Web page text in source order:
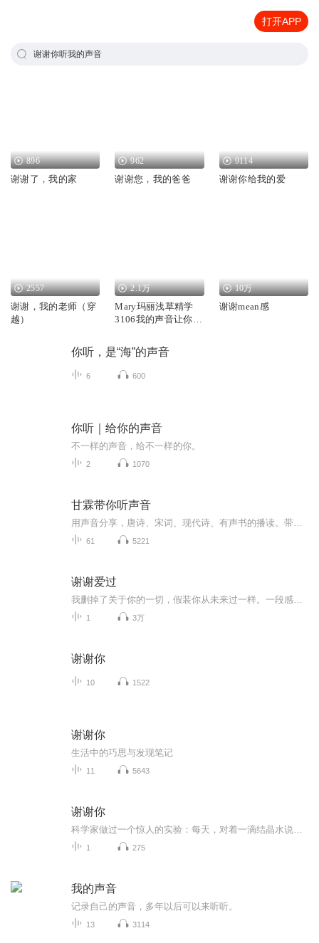
打开APP
谢谢你听我的声音
896
谢谢了，我的家
962
谢谢您，我的爸爸
9114
谢谢你给我的爱
2557
谢谢，我的老师（穿
越）
2.1万
Mary玛丽浅草精学
3106我的声音让你听
10万
谢谢mean感
你听，是“海”的声音
6 600
你听｜给你的声音
不一样的声音，给不一样的你。
2 1070
甘霖带你听声音
61 5221
谢谢爱过
1 3万
谢谢你
10 1522
谢谢你
生活中的巧思与发现笔记
11 5643
谢谢你
1 275
我的声音
记录自己的声音，多年以后可以来听听。
13 3114